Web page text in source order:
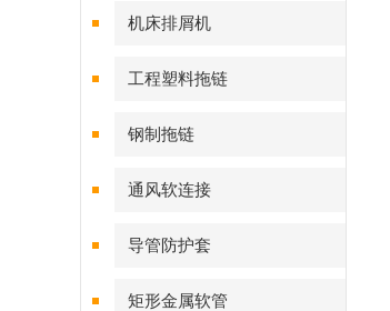
机床排屑机
工程塑料拖链
钢制拖链
通风软连接
导管防护套
矩形金属软管